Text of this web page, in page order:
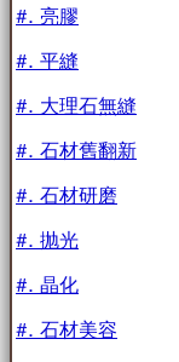
#. 亮膠
#. 平縫
#. 大理石無縫
#. 石材舊翻新
#. 石材研磨
#. 抛光
#. 晶化
#. 石材美容